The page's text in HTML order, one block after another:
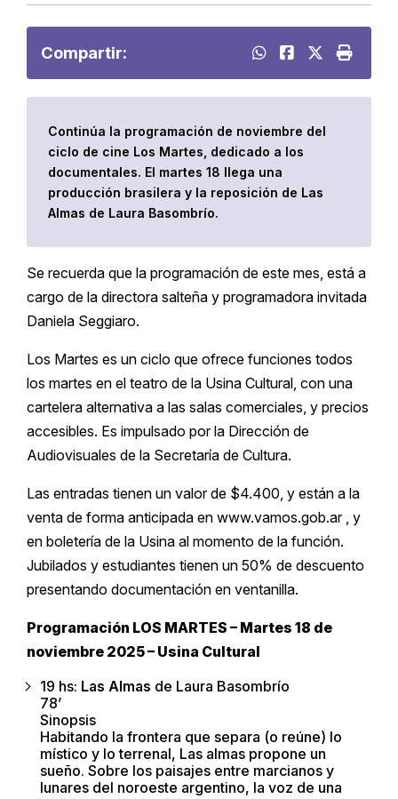
Compartir:
Continúa la programación de noviembre del
ciclo de cine Los Martes, dedicado a los
documentales. El martes 18 llega una
producción brasilera y la reposición de Las
Almas de Laura Basombrío.
Se recuerda que la programación de este mes, está a
cargo de la directora salteña y programadora invitada
Daniela Seggiaro.
Los Martes es un ciclo que ofrece funciones todos
los martes en el teatro de la Usina Cultural, con una
cartelera alternativa a las salas comerciales, y precios
accesibles. Es impulsado por la Dirección de
Audiovisuales de la Secretaría de Cultura.
Las entradas tienen un valor de $4.400, y están a la
venta de forma anticipada en www.vamos.gob.ar , y
en boletería de la Usina al momento de la función.
Jubilados y estudiantes tienen un 50% de descuento
presentando documentación en ventanilla.
Programación LOS MARTES – Martes 18 de
noviembre 2025 – Usina Cultural
19 hs: Las Almas de Laura Basombrío
78’
Sinopsis
Habitando la frontera que separa (o reúne) lo
místico y lo terrenal, Las almas propone un
sueño. Sobre los paisajes entre marcianos y
lunares del noroeste argentino, la voz de una